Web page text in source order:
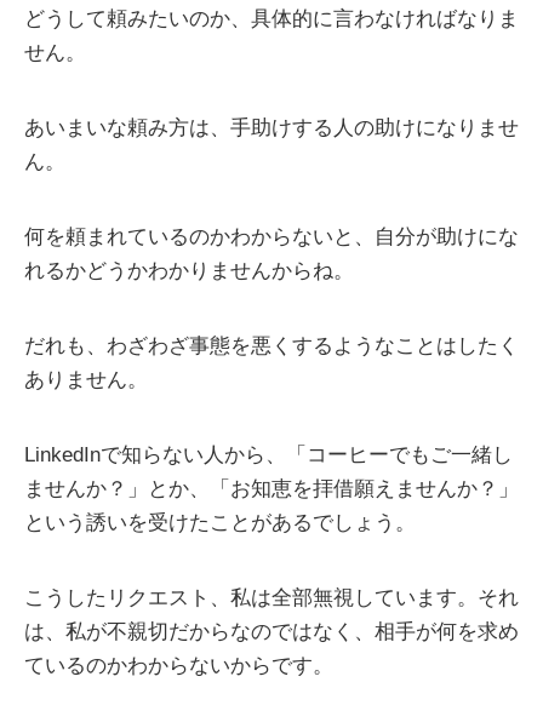
どうして頼みたいのか、具体的に言わなければなりま
せん。
あいまいな頼み方は、手助けする人の助けになりませ
ん。
何を頼まれているのかわからないと、自分が助けにな
れるかどうかわかりませんからね。
だれも、わざわざ事態を悪くするようなことはしたく
ありません。
LinkedInで知らない人から、「コーヒーでもご一緒し
ませんか？」とか、「お知恵を拝借願えませんか？」
という誘いを受けたことがあるでしょう。
こうしたリクエスト、私は全部無視しています。それ
は、私が不親切だからなのではなく、相手が何を求め
ているのかわからないからです。